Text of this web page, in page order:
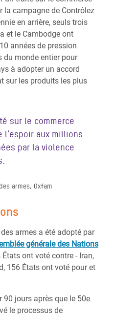
la campagne de Contrôlez
en arrière, seuls trois
et le Cambodge ont
années de pression
du monde entier pour
à adopter un accord
sur les produits les plus
sur le commerce
l'espoir aux millions
par la violence
armes, Oxfam
armes a été adopté par
générale des Nations
ont voté contre - Iran,
156 États ont voté pour et
90 jours après que le 50e
le processus de